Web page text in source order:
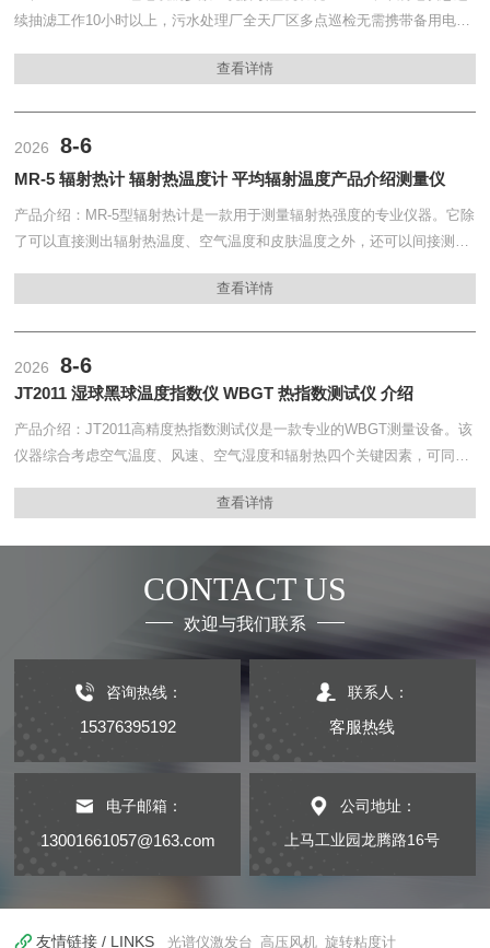
查看详情
续抽滤工作10小时以上，污水处理厂全天厂区多点巡检无需携带备用电
滤。一体化手提箱体结构，整机3.2kg...
2026 8-6
查看详情
MR-5 辐射热计 辐射热温度计 平均辐射温度产品介绍测量仪
产品介绍：MR-5型辐射热计是一款用于测量辐射热强度的专业仪器。它除
了可以直接测出辐射热温度、空气温度和皮肤温度之外，还可以间接测出
温度，避免了同时测量风速和气温的麻烦，并且测...
2026 8-6
查看详情
JT2011 湿球黑球温度指数仪 WBGT 热指数测试仪 介绍
产品介绍：JT2011高精度热指数测试仪是一款专业的WBGT测量设备。该
仪器综合考虑空气温度、风速、空气湿度和辐射热四个关键因素，可同时
温度采集端，配置符合ISO及国家相关标准...
CONTACT US
欢迎与我们联系
咨询热线：
15376395192
联系人：
客服热线
电子邮箱：
13001661057@163.com
公司地址：
上马工业园龙腾路16号
友情链接 / LINKS 光谱仪激发台 高压风机 旋转粘度计